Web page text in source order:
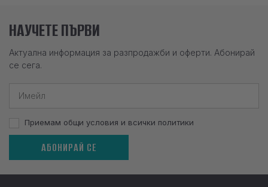
НАУЧЕТЕ ПЪРВИ
Актуална информация за разпродажби и оферти. Абонирай
се сега.
Приемам общи условия и всички политики
АБОНИРАЙ СЕ